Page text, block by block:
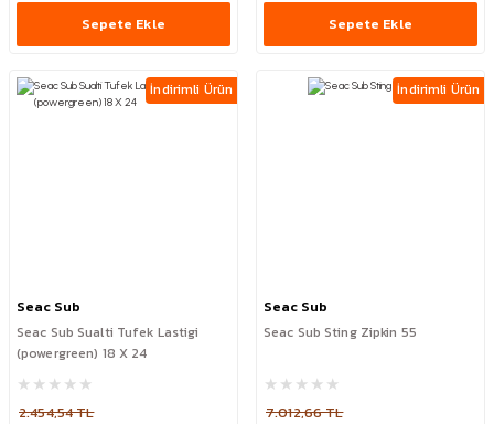
Sepete Ekle Sepete Ekle
İndirimli Ürün
Seac Sub
Seac Sub Sualti Tufek Lastigi
(powergreen) 18 X 24
2.454,54 TL
İndirimli Ürün
Seac Sub
Seac Sub Sting Zipkin 55
7.012,66 TL